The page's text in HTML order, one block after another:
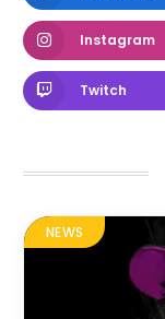
Instagram
Twitch
NEWS